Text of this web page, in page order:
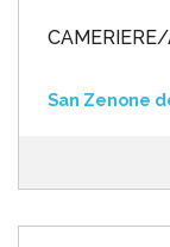
San Zenone